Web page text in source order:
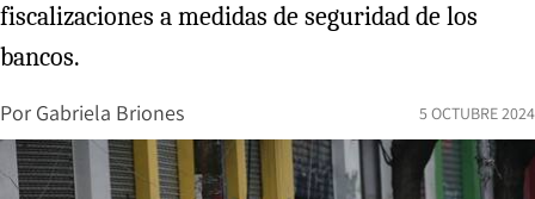
fiscalizaciones a medidas de seguridad de los
bancos.
Por Gabriela Briones 5 OCTUBRE 2024